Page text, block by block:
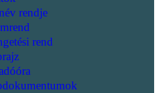
rendje
rend